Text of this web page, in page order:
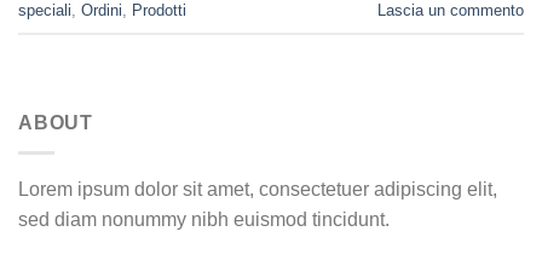
speciali, Ordini, Prodotti Lascia un commento
ABOUT
Lorem ipsum dolor sit amet, consectetuer adipiscing elit,
sed diam nonummy nibh euismod tincidunt.